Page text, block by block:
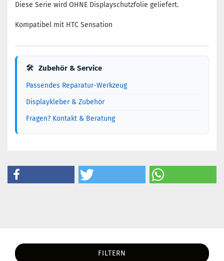
Diese Serie wird OHNE Displayschutzfolie geliefert.
Kompatibel mit HTC Sensation
🛠 Zubehör & Service
Passendes Reparatur-Werkzeug
Displaykleber & Zubehör
Fragen? Kontakt & Beratung
FILTERN